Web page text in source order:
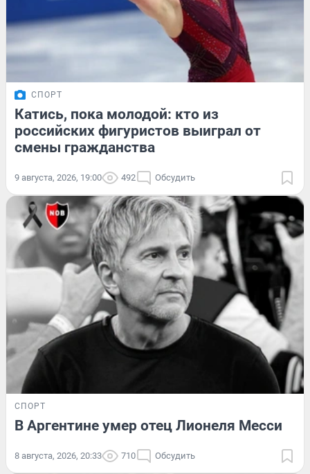
СПОРТ
Катись, пока молодой: кто из
российских фигуристов выиграл от
смены гражданства
9 августа, 2026, 19:00 492 Обсудить
СПОРТ
В Аргентине умер отец Лионеля Месси
8 августа, 2026, 20:33 710 Обсудить